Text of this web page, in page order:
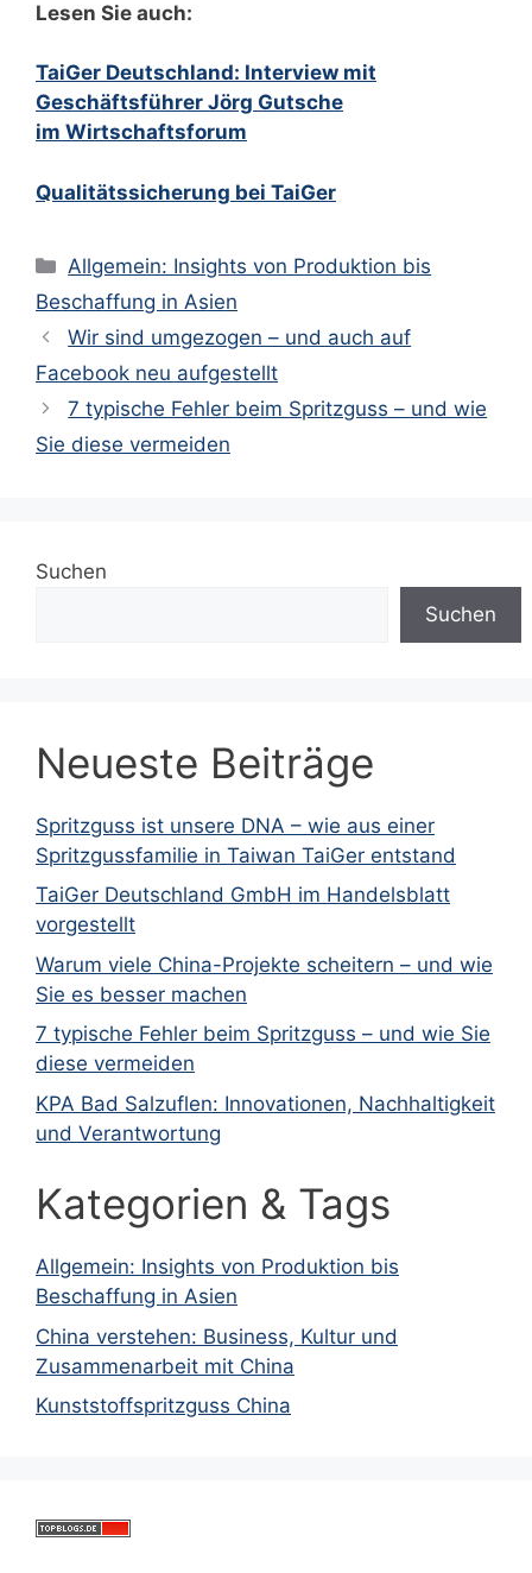
Lesen Sie auch:
TaiGer Deutschland: Interview mit
Geschäftsführer Jörg Gutsche
im Wirtschaftsforum
Qualitätssicherung bei TaiGer
Kategorien
Allgemein: Insights von Produktion bis
Beschaffung in Asien
Wir sind umgezogen – und auch auf
Facebook neu aufgestellt
7 typische Fehler beim Spritzguss – und wie
Sie diese vermeiden
Suchen
Suchen
Neueste Beiträge
Spritzguss ist unsere DNA – wie aus einer
Spritzgussfamilie in Taiwan TaiGer entstand
TaiGer Deutschland GmbH im Handelsblatt
vorgestellt
Warum viele China-Projekte scheitern – und wie
Sie es besser machen
7 typische Fehler beim Spritzguss – und wie Sie
diese vermeiden
KPA Bad Salzuflen: Innovationen, Nachhaltigkeit
und Verantwortung
Kategorien & Tags
Allgemein: Insights von Produktion bis
Beschaffung in Asien
China verstehen: Business, Kultur und
Zusammenarbeit mit China
Kunststoffspritzguss China